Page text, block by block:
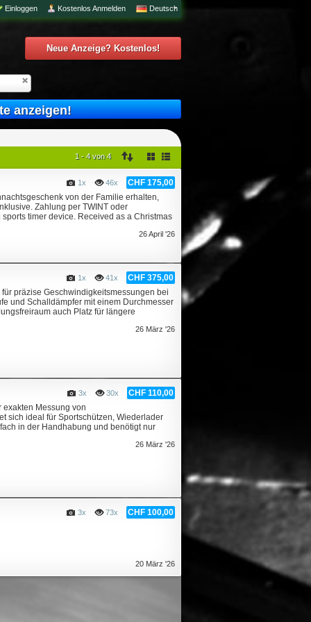
Deutsch
Kostenlos Anmelden
Einloggen
Neue Anzeige? Kostenlos!
anzeigen!
1 - 4 von 4
CHF 175,00
46x
1x
von der Familie erhalten,
Zahlung per TWINT oder
timer device. Received as a Christmas
26 April '26
CHF 375,00
41x
1x
präzise Geschwindigkeitsmessungen bei
und Schalldämpfer mit einem Durchmesser
auch Platz für längere
26 März '26
CHF 110,00
30x
3x
exakten Messung von
sich ideal für Sportschützen, Wiederlader
in der Handhabung und benötigt nur
26 März '26
CHF 100,00
73x
3x
20 März '26